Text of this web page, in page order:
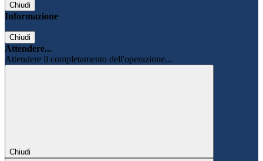
Chiudi
Informazione
Chiudi
Attendere...
Attendere il completamento dell'operazione...
Chiudi